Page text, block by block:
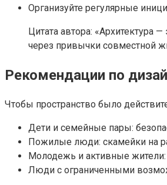
Организуйте регулярные
Цитата автора:
через привычки совместной
Рекомендации по
Чтобы пространство было
Дети и семейные пары:
Пожилые люди: скамейки на
Молодежь и активные жители:
Люди с ограниченными